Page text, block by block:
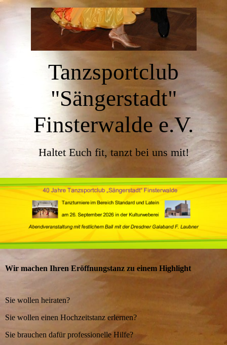
Tanzsportclub
"Sängerstadt"
Finsterwalde e.V.
Haltet Euch fit, tanzt bei uns mit!
Wir machen Ihren Eröffnungstanz zu einem Highlight
Sie wollen heiraten?
Sie wollen einen Hochzeitstanz erlernen?
Sie brauchen dafür professionelle Hilfe?